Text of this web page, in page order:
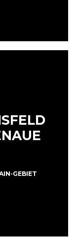
GEBIET